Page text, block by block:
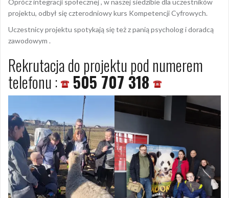
Oprócz integracji społecznej , w naszej siedzibie dla uczestników
projektu, odbył się czterodniowy kurs Kompetencji Cyfrowych.
Uczestnicy projektu spotykają się też z panią psycholog i doradcą
zawodowym .
Rekrutacja do projektu pod numerem
telefonu : 505 707 318